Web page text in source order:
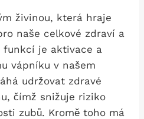
živinou, která hraje
naše celkové zdraví a
funkcí je aktivace a
vápníku v našem
udržovat zdravé
čímž snižuje riziko
zubů. Kromě toho má